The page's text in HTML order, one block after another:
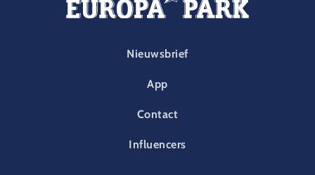
FOOTER-PARK
Nieuwsbrief
App
Contact
Influencers